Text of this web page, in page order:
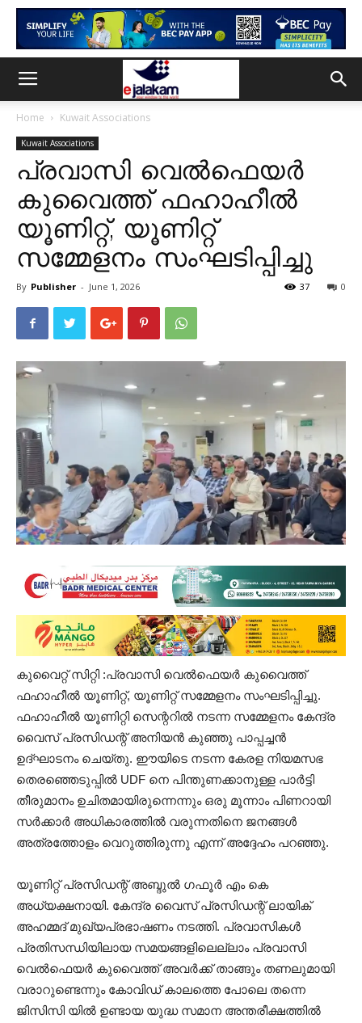
Home Kuwait Associations
Kuwait Associations
പ്രവാസി വെൽഫെയർ
കുവൈത്ത് ഫഹാഹീൽ
യൂണിറ്റ്, യൂണിറ്റ്
സമ്മേളനം സംഘടിപ്പിച്ചു
By Publisher - June 1, 2026 0
37
കുവൈറ്റ് സിറ്റി :പ്രവാസി വെൽഫെയർ കുവൈത്ത്
ഫഹാഹീൽ യൂണിറ്റ്, യൂണിറ്റ് സമ്മേളനം സംഘടിപ്പിച്ചു.
ഫഹാഹീൽ യൂണിറ്റി സെന്ററിൽ നടന്ന സമ്മേളനം കേന്ദ്ര
വൈസ് പ്രസിഡന്റ് അനിയൻ കുഞ്ഞു പാപ്പച്ചൻ
ഉദ്ഘാടനം ചെയ്തു. ഈയിടെ നടന്ന കേരള നിയമസഭ
തെരഞ്ഞെടുപ്പിൽ UDF നെ പിന്തുണക്കാനുള്ള പാർട്ടി
തീരുമാനം ഉചിതമായിരുന്നെന്നും ഒരു മൂന്നാം പിണറായി
സർക്കാർ അധികാരത്തിൽ വരുന്നതിനെ ജനങ്ങൾ
അത്രത്തോളം വെറുത്തിരുന്നു എന്ന് അദ്ദേഹം പറഞ്ഞു.
യൂണിറ്റ് പ്രസിഡന്റ് അബ്ദുൽ ഗഫൂർ എം കെ
അധ്യക്ഷനായി. കേന്ദ്ര വൈസ് പ്രസിഡന്റ് ലായിക്
അഹമ്മദ് മുഖ്യപ്രഭാഷണം നടത്തി. പ്രവാസികൾ
പ്രതിസന്ധിയിലായ സമയങ്ങളിലെല്ലാം പ്രവാസി
വെൽഫെയർ കുവൈത്ത് അവർക്ക് താങ്ങും തണലുമായി
വരാറുണ്ടെന്നും കോവിഡ് കാലത്തെ പോലെ തന്നെ
ജിസിസി യിൽ ഉണ്ടായ യുദ്ധ സമാന അന്തരീക്ഷത്തിൽ